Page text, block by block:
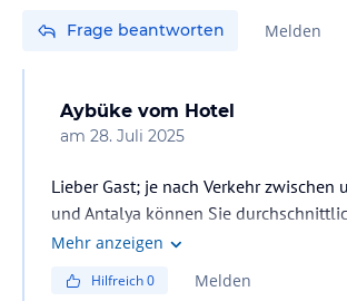
Frage beantworten Melden
Aybüke vom Hotel
am 28. Juli 2025
Lieber Gast; je nach Verkehr zwischen
und Antalya können Sie
und 3 Stunden ankommen. Mit
Mehr anzeigen
Hilfreich0 Melden